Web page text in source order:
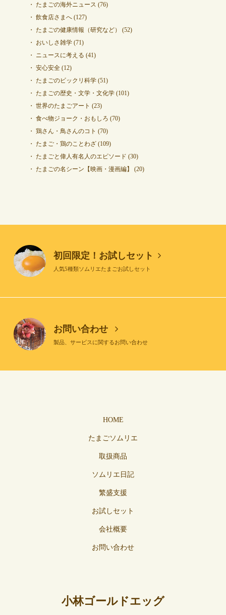
たまごの海外ニュース (76)
飲食店さまへ(127)
たまごの健康情報（研究など）
(52)
おいしさ雑学(71)
ニュースに考える (41)
安心安全(12)
たまごのビックリ科学(51)
たまごの歴史・文学・文化学(101)
世界のたまごアート (23)
食べ物ジョーク・おもしろ (70)
鶏さん・鳥さんのコト (70)
たまご・鶏のことわざ(109)
たまごと偉人有名人のエピソード (30)
たまごの名シーン【映画・漫画編】
(20)
初回限定！お試しセット
人気5種類ソムリエたまごお試しセット
お問い合わせ
製品、サービスに関するお問い合わせ
HOME
たまごソムリエ
取扱商品
ソムリエ日記
繁盛支援
お試しセット
会社概要
お問い合わせ
小林ゴールドエッグ